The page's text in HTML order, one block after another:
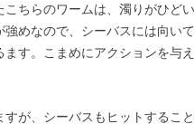
ちらのワームは、濁りがひど
めなので、シーバスには向い
す。こまめにアクションを与
が、シーバスもヒットするこ